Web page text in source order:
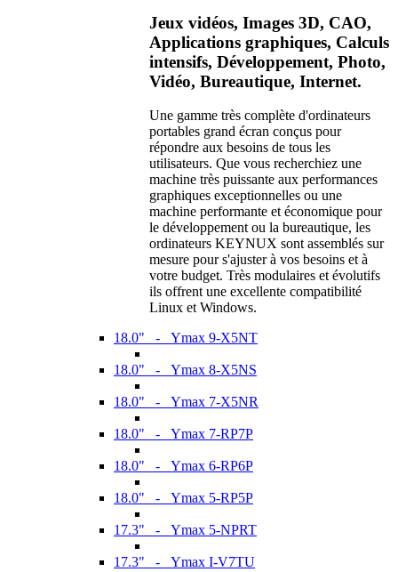
Jeux vidéos, Images 3D, CAO,
Applications graphiques, Calculs
intensifs, Développement, Photo,
Vidéo, Bureautique, Internet.
Une gamme très complète d'ordinateurs
portables grand écran conçus pour
répondre aux besoins de tous les
utilisateurs. Que vous recherchiez une
machine très puissante aux performances
graphiques exceptionnelles ou une
machine performante et économique pour
le développement ou la bureautique, les
ordinateurs KEYNUX sont assemblés sur
mesure pour s'ajuster à vos besoins et à
votre budget. Très modulaires et évolutifs
ils offrent une excellente compatibilité
Linux et Windows.
18.0" - Ymax 9-X5NT
18.0" - Ymax 8-X5NS
18.0" - Ymax 7-X5NR
18.0" - Ymax 7-RP7P
18.0" - Ymax 6-RP6P
18.0" - Ymax 5-RP5P
17.3" - Ymax 5-NPRT
17.3" - Ymax I-V7TU